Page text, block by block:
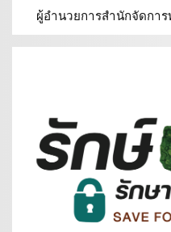
ผู้อำนวยการสำนักจัดกา